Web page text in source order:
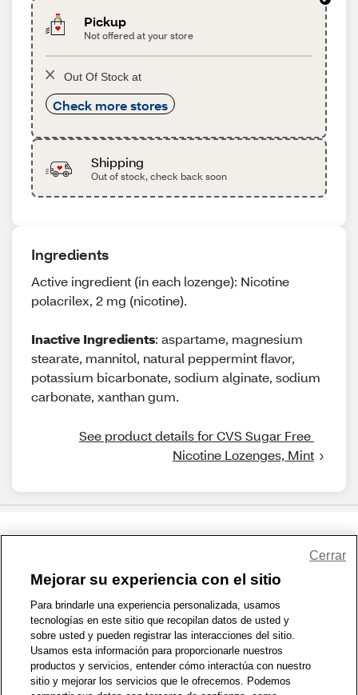
Pickup
Not offered at your store
Out Of Stock at
Check more stores
Shipping
Out of stock, check back soon
Ingredients
Active ingredient (in each lozenge): Nicotine
polacrilex, 2 mg (nicotine).
Inactive Ingredients: aspartame, magnesium
stearate, mannitol, natural peppermint flavor,
potassium bicarbonate, sodium alginate, sodium
carbonate, xanthan gum.
See product details for CVS Sugar Free
Nicotine Lozenges, Mint
1-800-679-9691 | Contáctenos | Términos de Uso | Accesibilidad
Política de Privacidad | WA Privacy Policy | Mapa del sitio
Zona de Bienestar | © 1999 - 2026 CVS.com
Mejorar su experiencia con el sitio
Para brindarle una experiencia personalizada, usamos
tecnologías en este sitio que recopilan datos de usted y
sobre usted y pueden registrar las interacciones del sitio.
Usamos esta información para proporcionarle nuestros
productos y servicios, entender cómo interactúa con nuestro
sitio y mejorar los servicios que le ofrecemos. Podemos
Cerrar